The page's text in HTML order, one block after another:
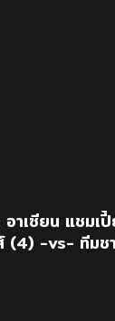
อาเซียน แชมเ
(4) -vs- ทีมช